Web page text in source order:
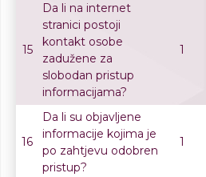
15
Da li na internet
stranici postoji
kontakt osobe
zadužene za
slobodan pristup
informacijama?
1
16
Da li su objavljene
informacije kojima je
po zahtjevu odobren
pristup?
1